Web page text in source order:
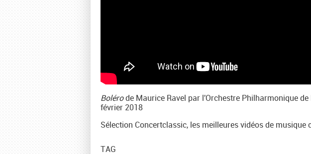
Bolérode Maurice Ravel par l'Orchestre Philharmonique
février 2018
Sélection Concertclassic, les meilleures vidéos de musique
TAG